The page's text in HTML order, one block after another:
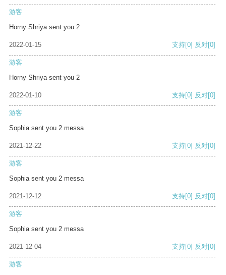
游客
Horny Shriya sent you 2
2022-01-15 支持[0] 反对[0]
游客
Horny Shriya sent you 2
2022-01-10 支持[0] 反对[0]
游客
Sophia sent you 2 messa
2021-12-22 支持[0] 反对[0]
游客
Sophia sent you 2 messa
2021-12-12 支持[0] 反对[0]
游客
Sophia sent you 2 messa
2021-12-04 支持[0] 反对[0]
游客